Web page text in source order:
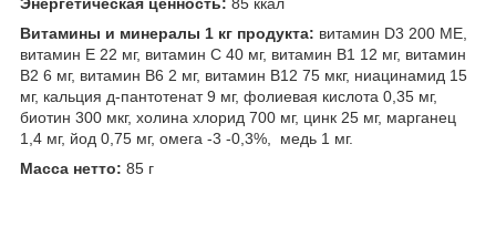
Витамины и минералы 1 кг продукта: витамин D3 200 МЕ,
витамин E 22 мг, витамин С 40 мг, витамин В1 12 мг, витамин
В2 6 мг, витамин В6 2 мг, витамин В12 75 мкг, ниацинамид 15
мг, кальция д-пантотенат 9 мг, фолиевая кислота 0,35 мг,
биотин 300 мкг, холина хлорид 700 мг, цинк 25 мг, марганец
1,4 мг, йод 0,75 мг, омега -3 -0,3%, медь 1 мг.
Масса нетто: 85 г